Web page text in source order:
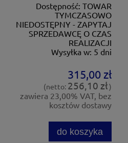
Dostępność: TOWAR
TYMCZASOWO
NIEDOSTĘPNY - ZAPYTAJ
SPRZEDAWCĘ O CZAS
REALIZACJI
Wysyłka w: 5 dni
315,00 zł
(netto: 256,10 zł)
zawiera 23,00% VAT, bez
kosztów dostawy
do koszyka